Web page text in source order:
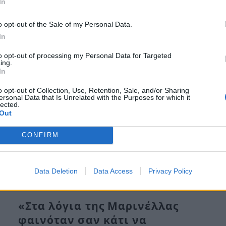
opt-out of the Sale of my Personal Data.
opt-out of processing my Personal Data for Targeted
opt-out of Collection, Use, Retention, Sale, and/or Sharing
Data that Is Unrelated with the Purposes for which it
CONFIRM
Data Deletion Data Access Privacy Policy
σπίτι…
«Στα λόγια της Μαρινέλλας
φαινόταν σαν κάτι να